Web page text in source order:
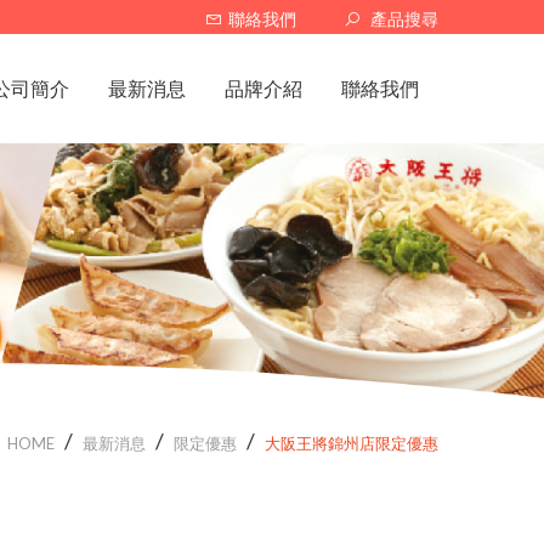
聯絡我們 產品搜尋
司簡介
於一特安
市據點
最新消息
暫停營業
調價公告
限定優惠
新品上架
品牌介紹
大阪王將
京都柚子豚骨拉麵研究中心
太陽蕃茄拉麵
SAPPORO BONE
北海道 熊醬溫泉火鍋
R Baker
聯絡我們
HOME 最新消息 限定優惠 大阪王將錦州店限定優惠